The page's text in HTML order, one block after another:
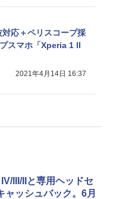
応＋ペリスコープ採
スマホ「Xperia 1 II
2021年4月14日 16:37
III/IIと専用ヘッドセ
ャッシュバック。6月